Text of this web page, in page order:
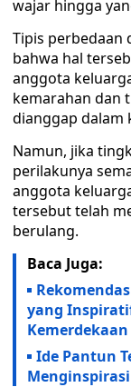
wajar hingga
Tipis perbedaan
bahwa hal
anggota
kemarahan dan
dianggap dalam
Namun, jika
perilakunya
anggota
tersebut telah
berulang.
Baca Juga:
yang
Kemerdekaan
Ide Pantun